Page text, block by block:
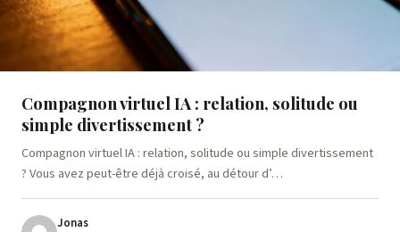
Compagnon virtuel IA : relation, solitude ou
simple divertissement ?
Compagnon virtuel IA : relation, solitude ou simple divertissement
? Vous avez peut-être déjà croisé, au détour d’…
Jonas